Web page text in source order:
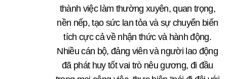
thành việc làm thường xuyên, quan trọng,
nền nếp, tạo sức lan tỏa và sự chuyển biến
tích cực cả về nhận thức và hành động.
Nhiều cán bộ, đảng viên và người lao động
đã phát huy tốt vai trò nêu gương, đi đầu